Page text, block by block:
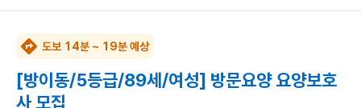
도보 14분 ~ 19분 예상
[방이동/5등급/89세/여성] 방문요양 요양보호
사 모집